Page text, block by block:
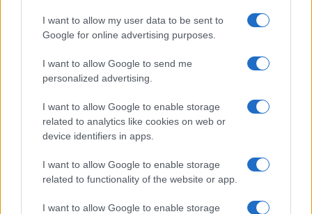
I want to allow my user data to be sent to
Google for online advertising purposes.
I want to allow Google to send me
personalized advertising.
I want to allow Google to enable storage
related to analytics like cookies on web or
device identifiers in apps.
I want to allow Google to enable storage
related to functionality of the website or app.
I want to allow Google to enable storage
Continua a leggere
B2B NEWS